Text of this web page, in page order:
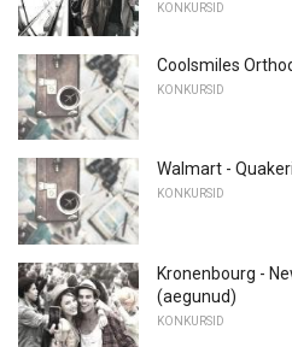
KONKURSID
Coolsmiles
KONKURSID
Walmart -
KONKURSID
Kronenbourg -
(aegunud)
KONKURSID